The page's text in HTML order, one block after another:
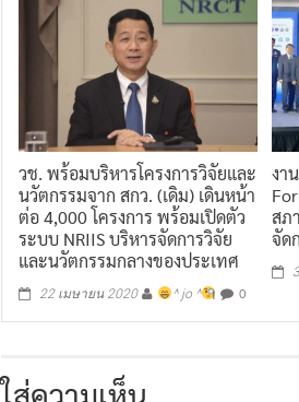
วช. พร้อมบริหารโครงการวิจัยและ
นวัตกรรมจาก สกว. (เดิม) เดินหน้า
ต่อ 4,000 โครงการ พร้อมเปิดตัว
ระบบ NRIIS บริหารจัดการวิจัย
และนวัตกรรมกลางของประเทศ
22 เมษายน 2020 ^ jo ^ 0
งา
สภ
จัด
ใส่ความเห็น